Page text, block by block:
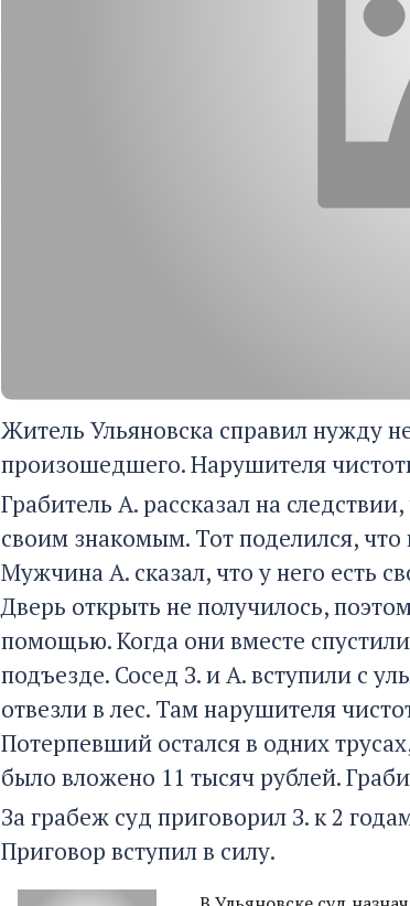
Житель Ульяновска справил нужду
произошедшего. Нарушителя
Грабитель А. рассказал на
своим знакомым. Тот поделился, что
Мужчина А. сказал, что у него есть
Дверь открыть не получилось,
помощью. Когда они вместе
подъезде. Сосед З. и А. вступили с
отвезли в лес. Там нарушителя
Потерпевший остался в одних
было вложено 11 тысяч рублей.
За грабеж суд приговорил З. к 2
Приговор вступил в силу.